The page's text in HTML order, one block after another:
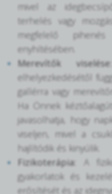
mivel az
terhelés vagy
megfelelő
enyhítésében.
Merevítők
elhelyezkedésétől
gallérra vagy
Ha Önnek
javasolhatja, hogy
viseljen, mivel a
hajlítódik és kinyúlik.
Fizikoterápia:
A
gyakorlatok és
erősítését és az